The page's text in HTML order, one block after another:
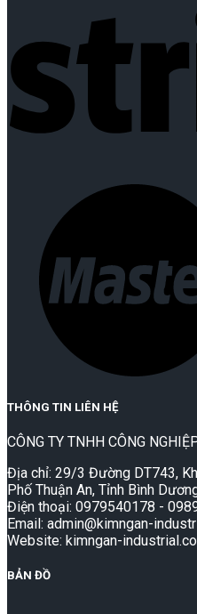
THÔNG TIN LIÊN HỆ
CÔNG TY TNHH CÔNG
Địa chỉ: 29/3 Đường DT743,
Phố Thuận An, Tỉnh Bình
Điện thoại: 0979540178 -
Email: admin@kimngan-
Website: kimngan-
BẢN ĐỒ